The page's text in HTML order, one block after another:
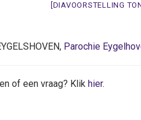
[DIAVOORSTELLING
Parochie
of een vraag? Klik hier.